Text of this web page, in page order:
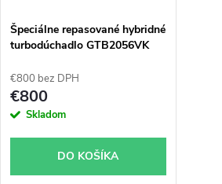
Špeciálne repasované hybridné
turbodúchadlo GTB2056VK
€800 bez DPH
€800
Skladom
DO KOŠÍKA